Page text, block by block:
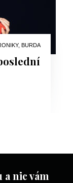
BURDA
nic vám